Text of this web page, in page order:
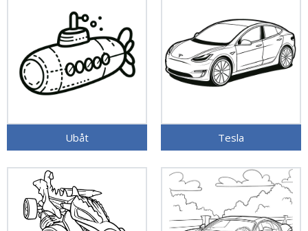
Ubåt Tesla